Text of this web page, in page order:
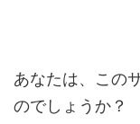
あなたは、この
のでしょうか？